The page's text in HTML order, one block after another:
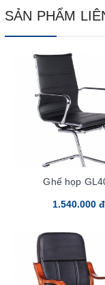
SẢN PHẨM
Ghế họp
1.540.000 đ